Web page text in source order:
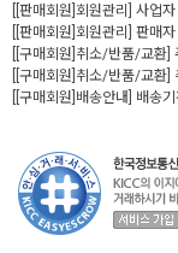
[[판매회원]회원관리] 사업
[[판매회원]회원관리] 판매
[[구매회원]취소/반품/교환]
[[구매회원]취소/반품/교환
[[구매회원]배송안내] 배송